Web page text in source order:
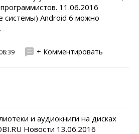
11.06.2016
системы) Android 6 можно
+ Комментировать
и аудиокниги на дисках
Новости 13.06.2016